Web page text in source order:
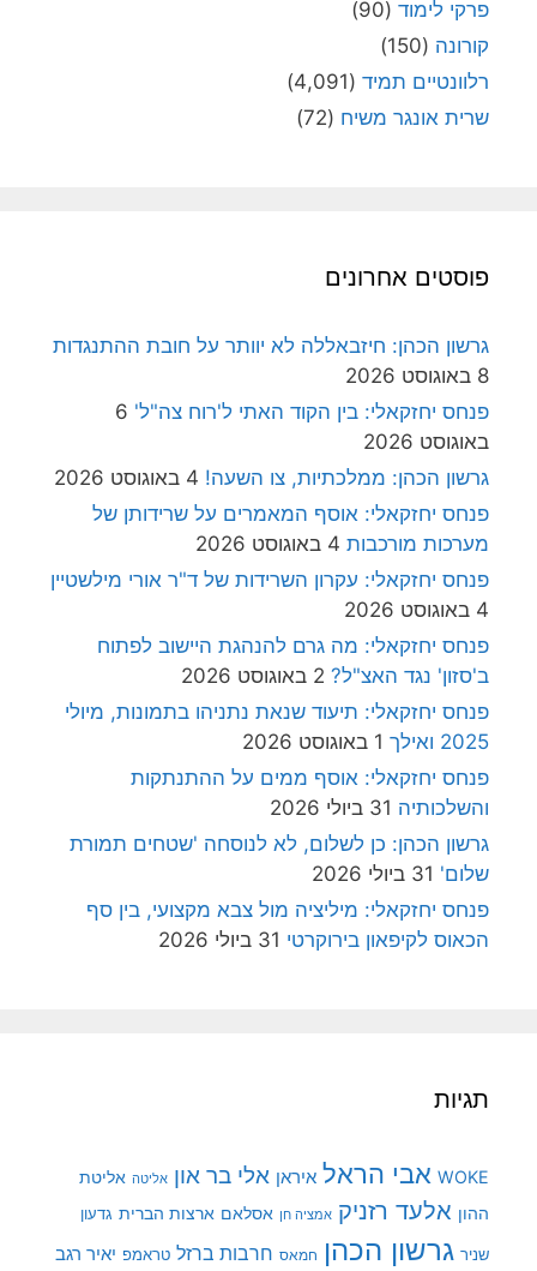
פרקי לימוד (90)
קורונה (150)
רלוונטיים תמיד (4,091)
שרית אונגר משיח (72)
פוסטים אחרונים
גרשון הכהן: חיזבאללה לא יוותר על חובת ההתנגדות
8 באוגוסט 2026
פנחס יחזקאלי: בין הקוד האתי ל'רוח צה"ל' 6
באוגוסט 2026
גרשון הכהן: ממלכתיות, צו השעה! 4 באוגוסט 2026
פנחס יחזקאלי: אוסף המאמרים על שרידותן של
מערכות מורכבות 4 באוגוסט 2026
פנחס יחזקאלי: עקרון השרידות של ד"ר אורי מילשטיין
4 באוגוסט 2026
פנחס יחזקאלי: מה גרם להנהגת היישוב לפתוח
ב'סזון' נגד האצ"ל? 2 באוגוסט 2026
פנחס יחזקאלי: תיעוד שנאת נתניהו בתמונות, מיולי
2025 ואילך
1 באוגוסט 2026
פנחס יחזקאלי: אוסף ממים על ההתנתקות
והשלכותיה 31 ביולי 2026
גרשון הכהן: כן לשלום, לא לנוסחה 'שטחים תמורת
שלום' 31 ביולי 2026
פנחס יחזקאלי: מיליציה מול צבא מקצועי, בין סף
הכאוס לקיפאון בירוקרטי 31 ביולי 2026
תגיות
WOKE אבי הראל איראן אלי בר און אליטה אליטת
ההון אלעד רזניק אמציה חן אסלאם ארצות הברית גדעון
שניר גרשון הכהן חמאס חרבות ברזל טראמפ יאיר רגב